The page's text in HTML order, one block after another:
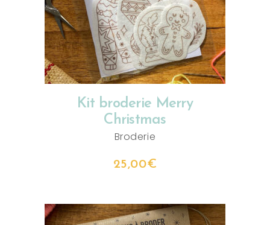
Kit broderie Merry
Christmas
Broderie
25,00€